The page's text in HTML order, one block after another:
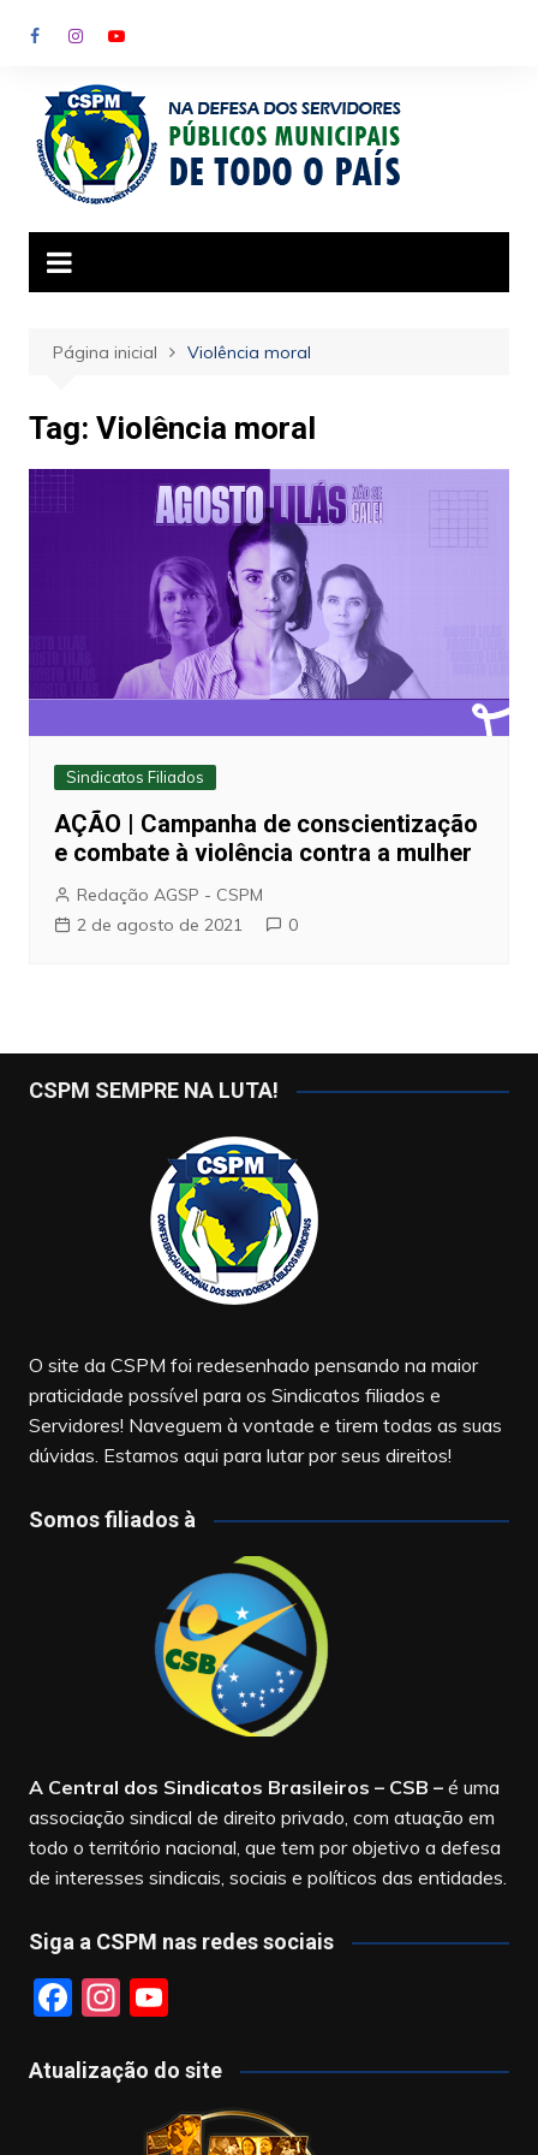
para
conteúdo
Página inicial Violência moral
Tag: Violência moral
Sindicatos Filiados
AÇÃO | Campanha de conscientização
e combate à violência contra a mulher
Redação AGSP - CSPM
2 de agosto de 2021
0
CSPM SEMPRE NA LUTA!
O site da CSPM foi redesenhado pensando na maior
praticidade possível para os Sindicatos filiados e
Servidores! Naveguem à vontade e tirem todas as suas
dúvidas. Estamos aqui para lutar por seus direitos!
Somos filiados à
A Central dos Sindicatos Brasileiros – CSB –é uma
associação sindical de direito privado, com atuação em
todo o território nacional, que tem por objetivo a defesa
de interesses sindicais, sociais e políticos das entidades.
Siga a CSPM nas redes sociais
F
c
In
a
Y
u
T
Atualização do site